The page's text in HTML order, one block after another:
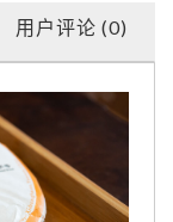
用户评论 (0)